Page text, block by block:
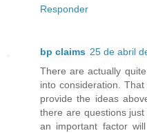
Responder
bp claims 25 de abril
There are actually
into consideration.
provide the ideas
there are questions
an important factor